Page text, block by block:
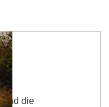
und die